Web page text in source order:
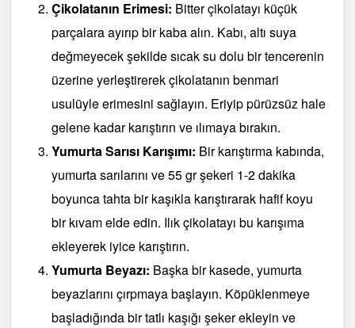
Çikolatanın Erimesi: Bitter çikolatayı küçük
parçalara ayırıp bir kaba alın. Kabı, altı suya
değmeyecek şekilde sıcak su dolu bir tencerenin
üzerine yerleştirerek çikolatanın benmari
usulüyle erimesini sağlayın. Eriyip pürüzsüz hale
gelene kadar karıştırın ve ılımaya bırakın.
Yumurta Sarısı Karışımı: Bir karıştırma kabında,
yumurta sarılarını ve 55 gr şekeri 1-2 dakika
boyunca tahta bir kaşıkla karıştırarak hafif koyu
bir kıvam elde edin. Ilık çikolatayı bu karışıma
ekleyerek iyice karıştırın.
Yumurta Beyazı: Başka bir kasede, yumurta
beyazlarını çırpmaya başlayın. Köpüklenmeye
başladığında bir tatlı kaşığı şeker ekleyin ve